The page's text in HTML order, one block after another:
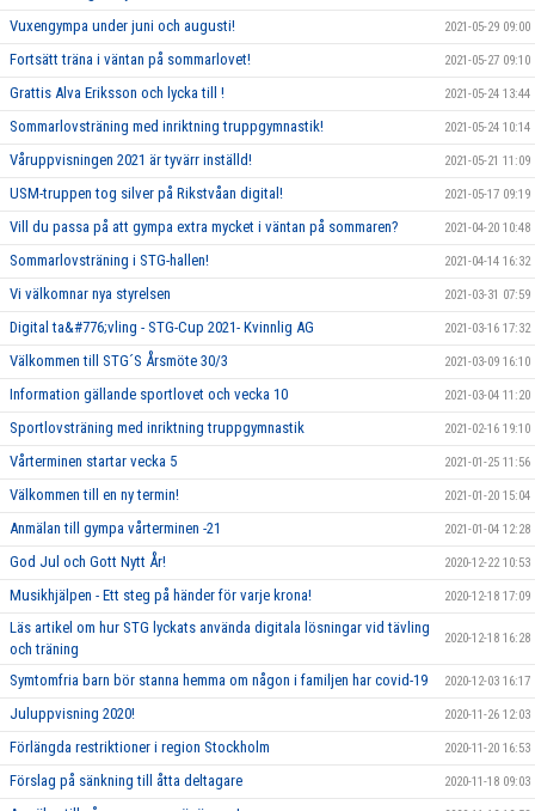
Vuxengympa under juni och augusti! 2021-05-29 09:00
Fortsätt träna i väntan på sommarlovet! 2021-05-27 09:10
Grattis Alva Eriksson och lycka till ! 2021-05-24 13:44
Sommarlovsträning med inriktning truppgymnastik! 2021-05-24 10:14
Våruppvisningen 2021 är tyvärr inställd! 2021-05-21 11:09
USM-truppen tog silver på Rikstvåan digital! 2021-05-17 09:19
Vill du passa på att gympa extra mycket i väntan på sommaren? 2021-04-20 10:48
Sommarlovsträning i STG-hallen! 2021-04-14 16:32
Vi välkomnar nya styrelsen 2021-03-31 07:59
Digital ta&#776;vling - STG-Cup 2021- Kvinnlig AG 2021-03-16 17:32
Välkommen till STG´S Årsmöte 30/3 2021-03-09 16:10
Information gällande sportlovet och vecka 10 2021-03-04 11:20
Sportlovsträning med inriktning truppgymnastik 2021-02-16 19:10
Vårterminen startar vecka 5 2021-01-25 11:56
Välkommen till en ny termin! 2021-01-20 15:04
Anmälan till gympa vårterminen -21 2021-01-04 12:28
God Jul och Gott Nytt År! 2020-12-22 10:53
Musikhjälpen - Ett steg på händer för varje krona! 2020-12-18 17:09
Läs artikel om hur STG lyckats använda digitala lösningar vid tävling
och träning
2020-12-18 16:28
Symtomfria barn bör stanna hemma om någon i familjen har covid-19 2020-12-03 16:17
Juluppvisning 2020! 2020-11-26 12:03
Förlängda restriktioner i region Stockholm 2020-11-20 16:53
Förslag på sänkning till åtta deltagare 2020-11-18 09:03